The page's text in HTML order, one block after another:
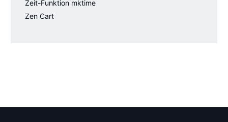
Zeit-Funktion mktime
Zen Cart